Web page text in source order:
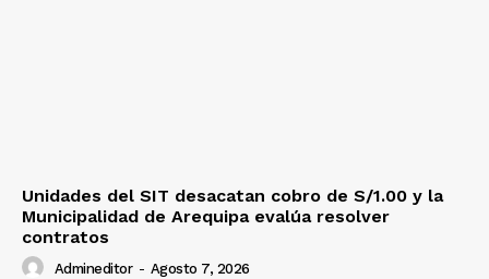
Unidades del SIT desacatan cobro de S/1.00 y la
Municipalidad de Arequipa evalúa resolver
contratos
Admineditor - Agosto 7, 2026